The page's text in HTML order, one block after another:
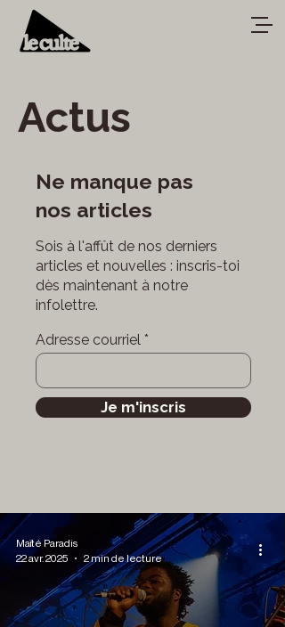
Actus
Ne manque pas
nos articles
Sois à l'affût de nos derniers
articles et nouvelles : inscris-toi
dès maintenant à notre
infolettre.
Adresse courriel
Je m'inscris
Maïté Paradis
22 avr. 2025
2 min de lecture